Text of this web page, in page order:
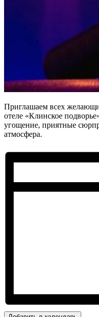
Приглашаем всех
отеле «Клинское
угощение, приятные
атмосфера.